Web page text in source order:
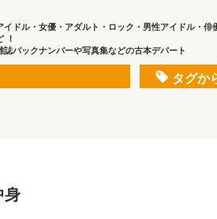
イドル・女優・アダルト・ロック・男性アイドル・俳
！
誌バックナンバーや写真集などの古本デパート
タグか
身